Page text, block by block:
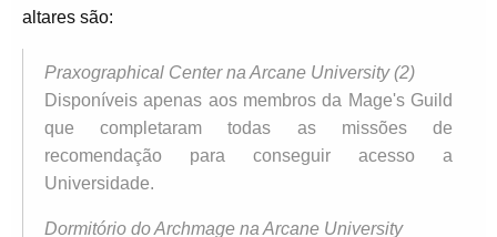
altares são:
Praxographical Center na Arcane University (2)
Disponíveis apenas aos membros da Mage's Guild
que completaram todas as missões de
recomendação para conseguir acesso a
Universidade.
Dormitório do Archmage na Arcane University